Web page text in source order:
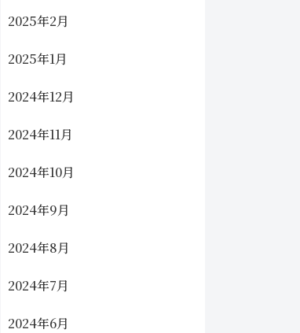
2025年2月
2025年1月
2024年12月
2024年11月
2024年10月
2024年9月
2024年8月
2024年7月
2024年6月